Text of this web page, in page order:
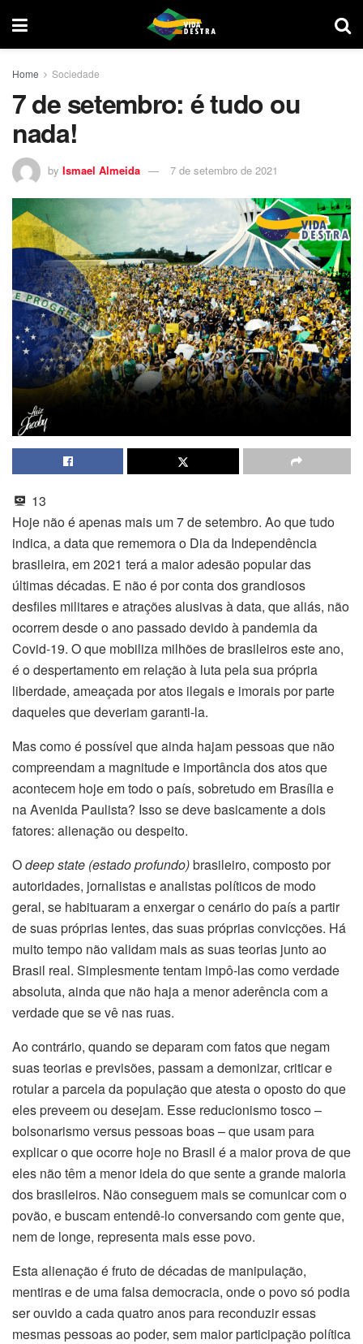
Home Sociedade
7 de setembro: é tudo ou
nada!
by Ismael Almeida 7 de setembro de 2021
13
Hoje não é apenas mais um 7 de setembro. Ao que tudo
indica, a data que rememora o Dia da Independência
brasileira, em 2021 terá a maior adesão popular das
últimas décadas. E não é por conta dos grandiosos
desfiles militares e atrações alusivas à data, que aliás, não
ocorrem desde o ano passado devido à pandemia da
Covid-19. O que mobiliza milhões de brasileiros este ano,
é o despertamento em relação à luta pela sua própria
liberdade, ameaçada por atos ilegais e imorais por parte
daqueles que deveriam garanti-la.
Mas como é possível que ainda hajam pessoas que não
compreendam a magnitude e importância dos atos que
acontecem hoje em todo o país, sobretudo em Brasília e
na Avenida Paulista? Isso se deve basicamente a dois
fatores: alienação ou despeito.
Odeep state (estado profundo)brasileiro, composto por
autoridades, jornalistas e analistas políticos de modo
geral, se habituaram a enxergar o cenário do país a partir
de suas próprias lentes, das suas próprias convicções. Há
muito tempo não validam mais as suas teorias junto ao
Brasil real. Simplesmente tentam impô-las como verdade
absoluta, ainda que não haja a menor aderência com a
verdade que se vê nas ruas.
Ao contrário, quando se deparam com fatos que negam
suas teorias e previsões, passam a demonizar, criticar e
rotular a parcela da população que atesta o oposto do que
eles preveem ou desejam. Esse reducionismo tosco –
bolsonarismo versus pessoas boas – que usam para
explicar o que ocorre hoje no Brasil é a maior prova de que
eles não têm a menor ideia do que sente a grande maioria
dos brasileiros. Não conseguem mais se comunicar com o
povão, e buscam entendê-lo conversando com gente que,
nem de longe, representa mais esse povo.
Esta alienação é fruto de décadas de manipulação,
mentiras e de uma falsa democracia, onde o povo só podia
ser ouvido a cada quatro anos para reconduzir essas
mesmas pessoas ao poder, sem maior participação política